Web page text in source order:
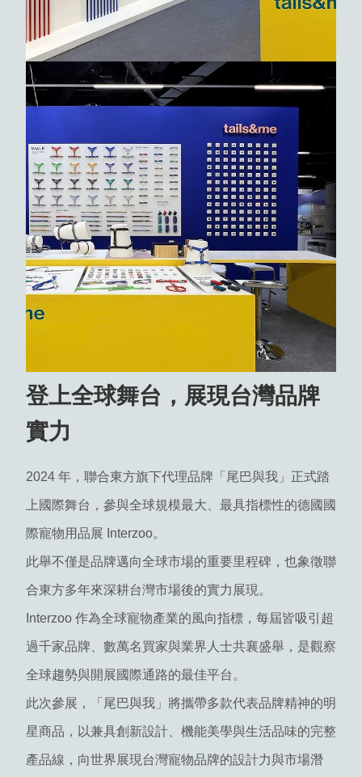
登上全球舞台，展現台灣品牌
實力
2024 年，聯合東方旗下代理品牌「尾巴與我」正式踏
上國際舞台，參與全球規模最大、最具指標性的德國國
際寵物用品展 Interzoo。
此舉不僅是品牌邁向全球市場的重要里程碑，也象徵聯
合東方多年來深耕台灣市場後的實力展現。
Interzoo 作為全球寵物產業的風向指標，每屆皆吸引超
過千家品牌、數萬名買家與業界人士共襄盛舉，是觀察
全球趨勢與開展國際通路的最佳平台。
此次參展，「尾巴與我」將攜帶多款代表品牌精神的明
星商品，以兼具創新設計、機能美學與生活品味的完整
產品線，向世界展現台灣寵物品牌的設計力與市場潛